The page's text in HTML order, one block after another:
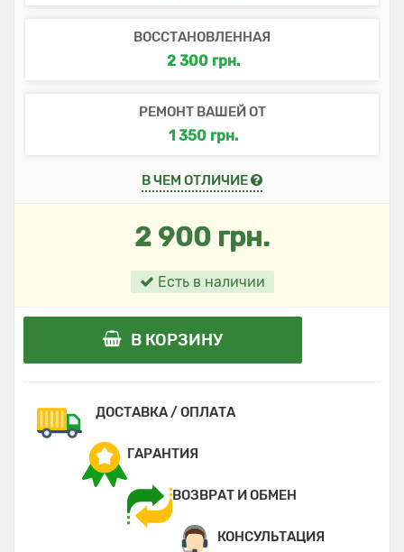
ВОССТАНОВЛЕННАЯ
2 300 грн.
РЕМОНТ ВАШЕЙ ОТ
1 350 грн.
В ЧЕМ ОТЛИЧИЕ
2 900 грн.
Есть в наличии
В КОРЗИНУ
ДОСТАВКА / ОПЛАТА
ГАРАНТИЯ
ВОЗВРАТ И ОБМЕН
КОНСУЛЬТАЦИЯ